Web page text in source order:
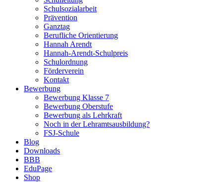
Schulsozialarbeit
Prävention
Ganztag
Berufliche Orientierung
Hannah Arendt
Hannah-Arendt-Schulpreis
Schulordnung
Förderverein
Kontakt
Bewerbung
Bewerbung Klasse 7
Bewerbung Oberstufe
Bewerbung als Lehrkraft
Noch in der Lehramtsausbildung?
FSJ-Schule
Blog
Downloads
BBB
EduPage
Shop